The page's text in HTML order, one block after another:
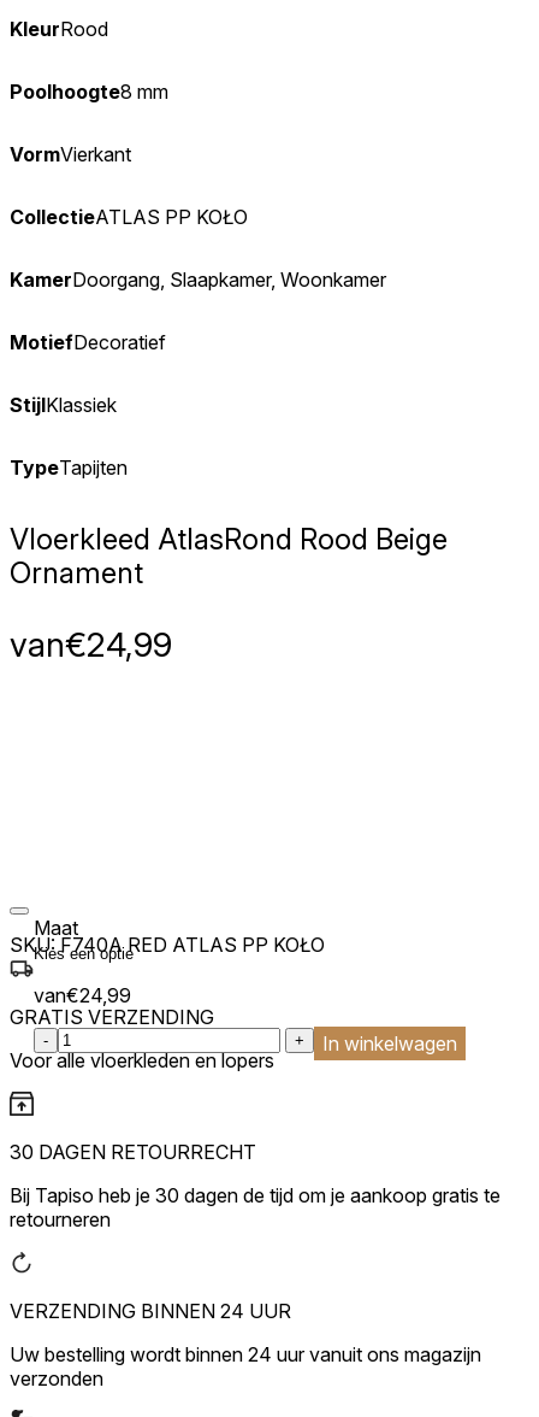
KleurRood
Poolhoogte8 mm
VormVierkant
CollectieATLAS PP KOŁO
KamerDoorgang, Slaapkamer, Woonkamer
MotiefDecoratief
StijlKlassiek
TypeTapijten
Vloerkleed AtlasRond Rood Beige
Ornament
van€24,99
Maat
van€24,99
:product_name quantity
- + In winkelwagen
SKU: F740A RED ATLAS PP KOŁO
GRATIS VERZENDING
Voor alle vloerkleden en lopers
30 DAGEN RETOURRECHT
Bij Tapiso heb je 30 dagen de tijd om je aankoop gratis te
retourneren
VERZENDING BINNEN 24 UUR
Uw bestelling wordt binnen 24 uur vanuit ons magazijn
verzonden